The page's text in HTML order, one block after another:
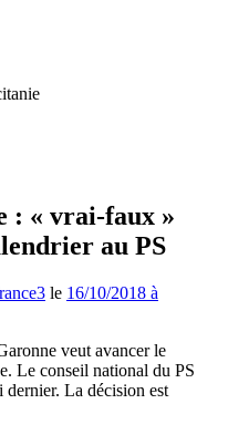
: « vrai-faux »
au PS
le 16/10/2018 à
veut avancer le
Le conseil national du PS
dernier. La décision est